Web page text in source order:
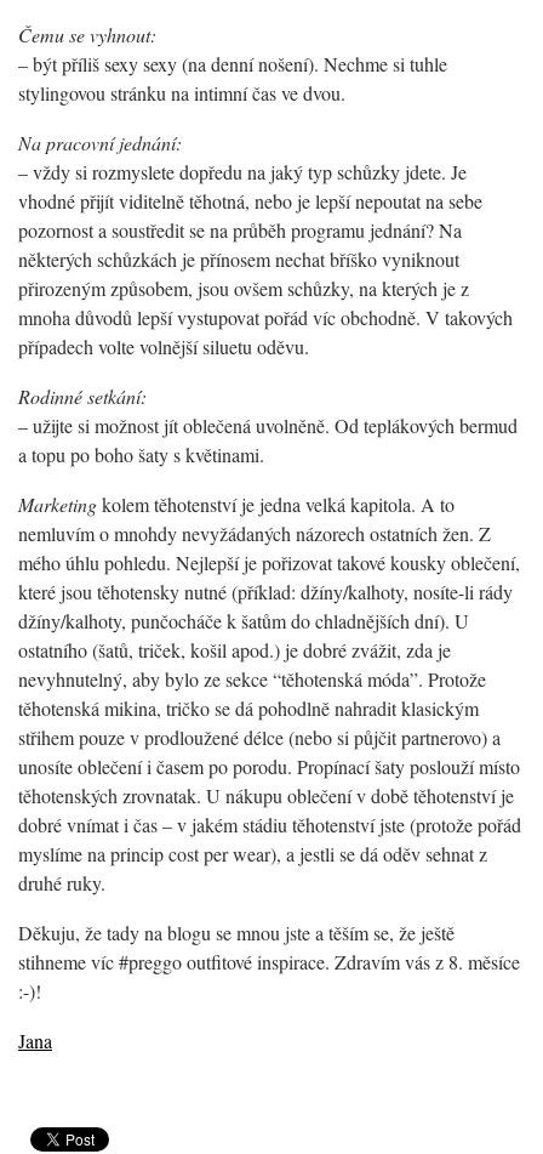
Čemu se vyhnout:
– být příliš sexy sexy (na denní nošení). Nechme si tuhle
stylingovou stránku na intimní čas ve dvou.
Na pracovní jednání:
– vždy si rozmyslete dopředu na jaký typ schůzky jdete. Je
vhodné přijít viditelně těhotná, nebo je lepší nepoutat na sebe
pozornost a soustředit se na průběh programu jednání? Na
některých schůzkách je přínosem nechat bříško vyniknout
přirozeným způsobem, jsou ovšem schůzky, na kterých je z
mnoha důvodů lepší vystupovat pořád víc obchodně. V takových
případech volte volnější siluetu oděvu.
Rodinné setkání:
– užijte si možnost jít oblečená uvolněně. Od teplákových bermud
a topu po boho šaty s květinami.
Marketingkolem těhotenství je jedna velká kapitola. A to
nemluvím o mnohdy nevyžádaných názorech ostatních žen. Z
mého úhlu pohledu. Nejlepší je pořizovat takové kousky oblečení,
které jsou těhotensky nutné (příklad: džíny/kalhoty, nosíte-li rády
džíny/kalhoty, punčocháče k šatům do chladnějších dní). U
ostatního (šatů, triček, košil apod.) je dobré zvážit, zda je
nevyhnutelný, aby bylo ze sekce “těhotenská móda”. Protože
těhotenská mikina, tričko se dá pohodlně nahradit klasickým
střihem pouze v prodloužené délce (nebo si půjčit partnerovo) a
unosíte oblečení i časem po porodu. Propínací šaty poslouží místo
těhotenských zrovnatak. U nákupu oblečení v době těhotenství je
dobré vnímat i čas – v jakém stádiu těhotenství jste (protože pořád
myslíme na princip cost per wear), a jestli se dá oděv sehnat z
druhé ruky.
Děkuju, že tady na blogu se mnou jste a těším se, že ještě
stihneme víc #preggo outfitové inspirace. Zdravím vás z 8. měsíce
:-)!
Jana